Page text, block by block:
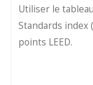
Utiliser le
Standards index
points LEED.